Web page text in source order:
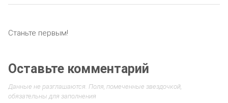
Станьте первым!
Оставьте комментарий
Данные не разглашаются. Поля, помеченные звездочкой,
обязательны для заполнения